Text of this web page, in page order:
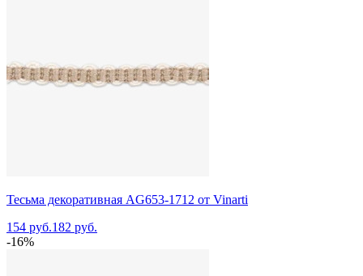
Тесьма декоративная AG653-1712 от Vinarti
154 руб.182 руб.
-16%